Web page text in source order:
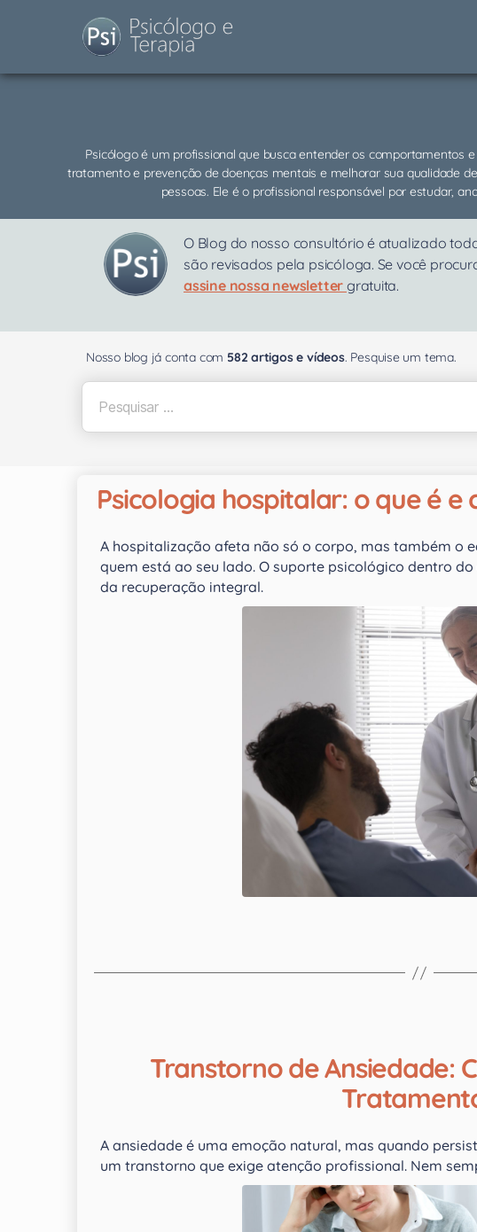
Psicólogo é um profissional que busca entender os comportamentos
tratamento e prevenção de doenças mentais e melhorar sua qualidade
pessoas. Ele é o profissional responsável por estudar,
O Blog do nosso consultório é atualizado
são revisados pela psicóloga. Se você
assine nossa newsletter gratuita.
Nosso blog já conta com 582 artigos e vídeos. Pesquise um tema.
Psicologia hospitalar: o que é e
A hospitalização afeta não só o corpo, mas também o
quem está ao seu lado. O suporte psicológico dentro
da recuperação integral.
Transtorno de Ansiedade:
A ansiedade é uma emoção natural, mas quando
um transtorno que exige atenção profissional. Nem